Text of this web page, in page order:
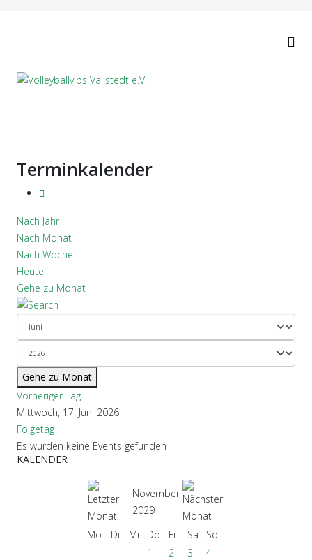
Terminkalender
Nach Jahr
Nach Monat
Nach Woche
Heute
Gehe zu Monat
Gehe zu Monat
Vorheriger Tag
Mittwoch, 17. Juni 2026
Folgetag
Es wurden keine Events gefunden
KALENDER
November
2029
Mo
Di Mi Do Fr Sa
So
1
2 3
4